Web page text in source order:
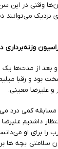
وقتی در این
نزدیک می‌توانند
وزنه‌برداری
از مدت‌ها یک
بود و رقبا
و علیرضا معینی.
مسابقه کمی درد
را برای او
سلامتی بچه ها